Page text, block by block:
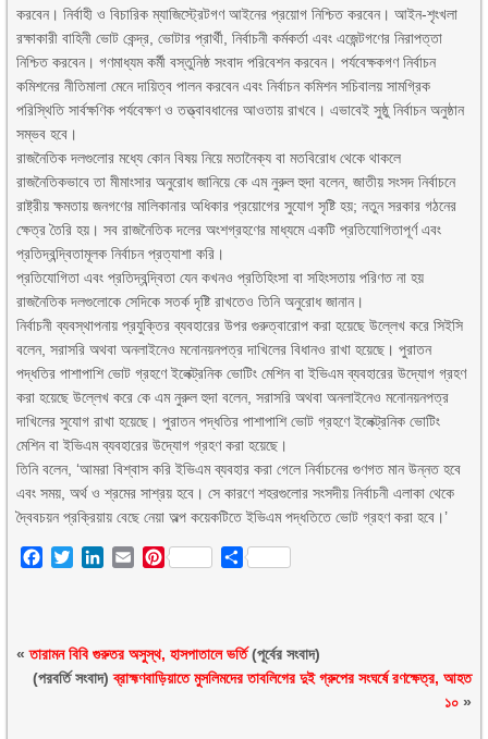
করবেন। নির্বাহী ও বিচারিক ম্যাজিস্ট্রেটগণ আইনের প্রয়োগ নিশ্চিত করবেন। আইন-শৃংখলা
রক্ষাকারী বাহিনী ভোট কেন্দ্র, ভোটার প্রার্থী, নির্বাচনী কর্মকর্তা এবং এজেন্টগণের নিরাপত্তা
নিশ্চিত করবেন। গণমাধ্যম কর্মী বস্তুনিষ্ঠ সংবাদ পরিবেশন করবেন। পর্যবেক্ষকগণ নির্বাচন
কমিশনের নীতিমালা মেনে দায়িত্ব পালন করবেন এবং নির্বাচন কমিশন সচিবালয় সামগ্রিক
পরিস্থিতি সার্বক্ষণিক পর্যবেক্ষণ ও তত্ত্বাবধানের আওতায় রাখবে। এভাবেই সুষ্ঠু নির্বাচন অনুষ্ঠান
সম্ভব হবে।
রাজনৈতিক দলগুলোর মধ্যে কোন বিষয় নিয়ে মতানৈক্য বা মতবিরোধ থেকে থাকলে
রাজনৈতিকভাবে তা মীমাংসার অনুরোধ জানিয়ে কে এম নুরুল হুদা বলেন, জাতীয় সংসদ নির্বাচনে
রাষ্ট্রীয় ক্ষমতায় জনগণের মালিকানার অধিকার প্রয়োগের সুযোগ সৃষ্টি হয়; নতুন সরকার গঠনের
ক্ষেত্র তৈরি হয়। সব রাজনৈতিক দলের অংশগ্রহণের মাধ্যমে একটি প্রতিযোগিতাপূর্ণ এবং
প্রতিদ্বন্দ্বিতামূলক নির্বাচন প্রত্যাশা করি।
প্রতিযোগিতা এবং প্রতিদ্বন্দ্বিতা যেন কখনও প্রতিহিংসা বা সহিংসতায় পরিণত না হয়
রাজনৈতিক দলগুলোকে সেদিকে সতর্ক দৃষ্টি রাখতেও তিনি অনুরোধ জানান।
নির্বাচনী ব্যবস্থাপনায় প্রযুক্তির ব্যবহারের উপর গুরুত্বারোপ করা হয়েছে উল্লেখ করে সিইসি
বলেন, সরাসরি অথবা অনলাইনেও মনোনয়নপত্র দাখিলের বিধানও রাখা হয়েছে। পুরাতন
পদ্ধতির পাশাপাশি ভোট গ্রহণে ইলেক্ট্রনিক ভোটিং মেশিন বা ইভিএম ব্যবহারের উদ্যোগ গ্রহণ
করা হয়েছে উল্লেখ করে কে এম নুরুল হুদা বলেন, সরাসরি অথবা অনলাইনেও মনোনয়নপত্র
দাখিলের সুযোগ রাখা হয়েছে। পুরাতন পদ্ধতির পাশাপাশি ভোট গ্রহণে ইলেক্ট্রনিক ভোটিং
মেশিন বা ইভিএম ব্যবহারের উদ্যোগ গ্রহণ করা হয়েছে।
তিনি বলেন, ‘আমরা বিশ্বাস করি ইভিএম ব্যবহার করা গেলে নির্বাচনের গুণগত মান উন্নত হবে
এবং সময়, অর্থ ও শ্রমের সাশ্রয় হবে। সে কারণে শহরগুলোর সংসদীয় নির্বাচনী এলাকা থেকে
দ্বৈবচয়ন প্রক্রিয়ায় বেছে নেয়া অল্প কয়েকটিতে ইভিএম পদ্ধতিতে ভোট গ্রহণ করা হবে।’
Facebook
TwitterLinkedIn
EmailPinterest Share
«তারামন বিবি গুরুতর অসুস্থ, হাসপাতালে ভর্তি(পূর্বের সংবাদ)
(পরবর্তি সংবাদ)ব্রাহ্মণবাড়িয়াতে মুসলিমদের তাবলিগের দুই গ্রুপের সংঘর্ষে রণক্ষেত্র, আহত
১০»